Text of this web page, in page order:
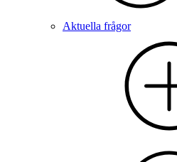
Aktuella frågor